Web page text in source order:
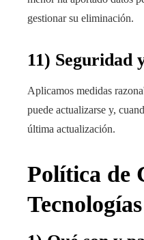
gestionar su eliminación.
11) Seguridad
Aplicamos medidas
puede actualizarse y,
última actualización.
Política de